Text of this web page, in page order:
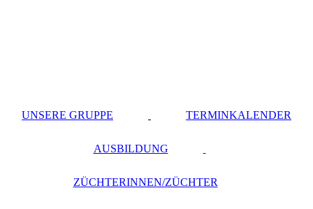
UNSERE GRUPPE TERMINKALENDER
AUSBILDUNG
ZÜCHTERINNEN/ZÜCHTER